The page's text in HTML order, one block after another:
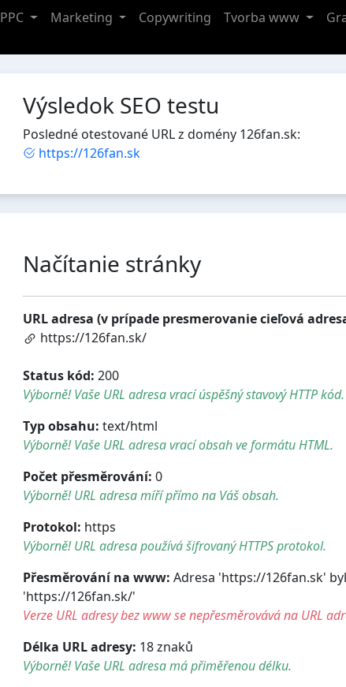
PPC Marketing Copywriting Tvorba www
Výsledok SEO testu
Posledné otestované URL z domény 126fan.sk:
https://126fan.sk
Načítanie stránky
URL adresa (v prípade presmerovanie cieľová
https://126fan.sk/
Status kód: 200
Výborně! Vaše URL adresa vrací úspěšný stavový HTTP kód.
Typ obsahu: text/html
Výborně! Vaše URL adresa vrací obsah ve formátu HTML.
Počet přesměrování: 0
Výborně! URL adresa míří přímo na Váš obsah.
Protokol: https
Výborně! URL adresa používá šifrovaný HTTPS protokol.
Přesměrování na www: Adresa 'https://126fan.sk'
'https://126fan.sk/'
Verze URL adresy bez www se nepřesměrovává na URL
Délka URL adresy: 18 znaků
Výborně! Vaše URL adresa má přiměřenou délku.